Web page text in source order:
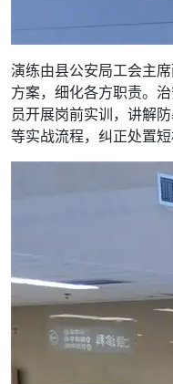
演练由县公安局工会主
方案，细化各方职责。
员开展岗前实训，讲解
等实战流程，纠正处置短